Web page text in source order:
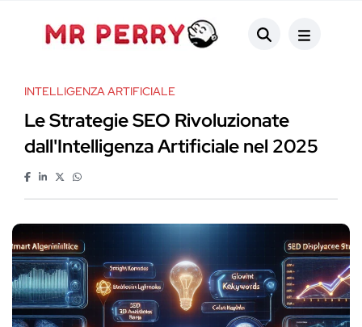
INTELLIGENZA ARTIFICIALE
Le Strategie SEO Rivoluzionate
dall'Intelligenza Artificiale nel 2025